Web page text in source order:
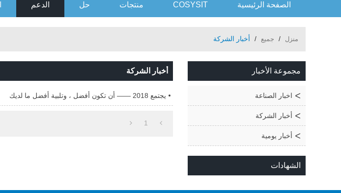
الصفحة الرئيسية COSYSIT منتجات حل الدعم
منزل / جميع / أخبار الشركة
مجموعة الأخبار
اخبار الصناعة
أخبار الشركة
أخبار يومية
الشهادات
أخبار الشركة
يجتمع 2018 —— أن تكون أفضل ، وتلبية أفضل ما لديك
1